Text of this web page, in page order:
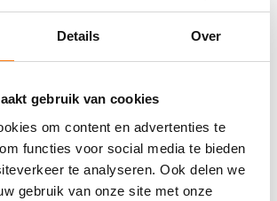
Details Over
gebruik van cookies
om content en advertenties te
functies voor social media te bieden
te analyseren. Ook delen we
gebruik van onze site met onze
tot 2029 voordat u objectgericht kunt
op de Kaart kunt u direct van start!
een vrijblijvend gesprek.